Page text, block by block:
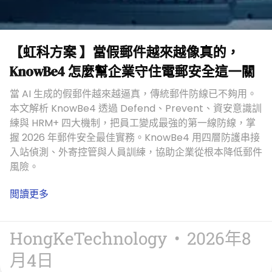
【虹科方案 】當假郵件越來越像真的，
KnowBe4 怎麼幫企業守住電郵安全這一關
當 AI 生成的假郵件越來越逼真，傳統郵件防線已不夠用。
本文解析 KnowBe4 透過 Defend、Prevent、資安意識訓
練與 HRM+ 四大機制，把員工變成最強的第一線防線，掌
握 2026 年郵件安全最佳實務。KnowBe4 用四層防護串接
入站偵測、外寄控管與人員訓練，協助企業從根本降低郵件
風險。
閲讀更多
HongKeTechnology
2026年8
月4日